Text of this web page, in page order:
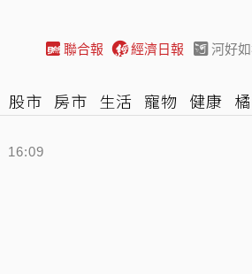
聯合報 經濟日報 河好
股市 房市 生活 寵物 健康
16:09